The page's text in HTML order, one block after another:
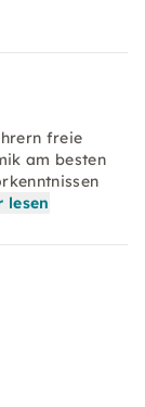
freie
am besten
lesen